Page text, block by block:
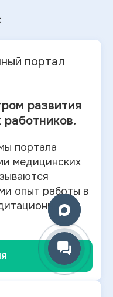
портал
развития
портала
медицинских
опыт работы в